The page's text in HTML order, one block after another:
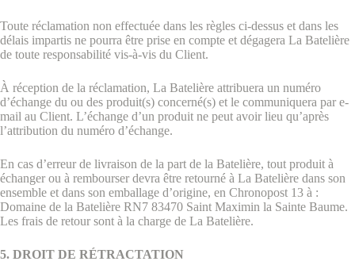
Toute réclamation non effectuée dans les règles ci-dessus et dans les
délais impartis ne pourra être prise en compte et dégagera La Batelière
de toute responsabilité vis-à-vis du Client.
À réception de la réclamation, La Batelière attribuera un numéro
d’échange du ou des produit(s) concerné(s) et le communiquera par e-
mail au Client. L’échange d’un produit ne peut avoir lieu qu’après
l’attribution du numéro d’échange.
En cas d’erreur de livraison de la part de la Batelière, tout produit à
échanger ou à rembourser devra être retourné à La Batelière dans son
ensemble et dans son emballage d’origine, en Chronopost 13 à :
Domaine de la Batelière RN7 83470 Saint Maximin la Sainte Baume.
Les frais de retour sont à la charge de La Batelière.
5. DROIT DE RÉTRACTATION